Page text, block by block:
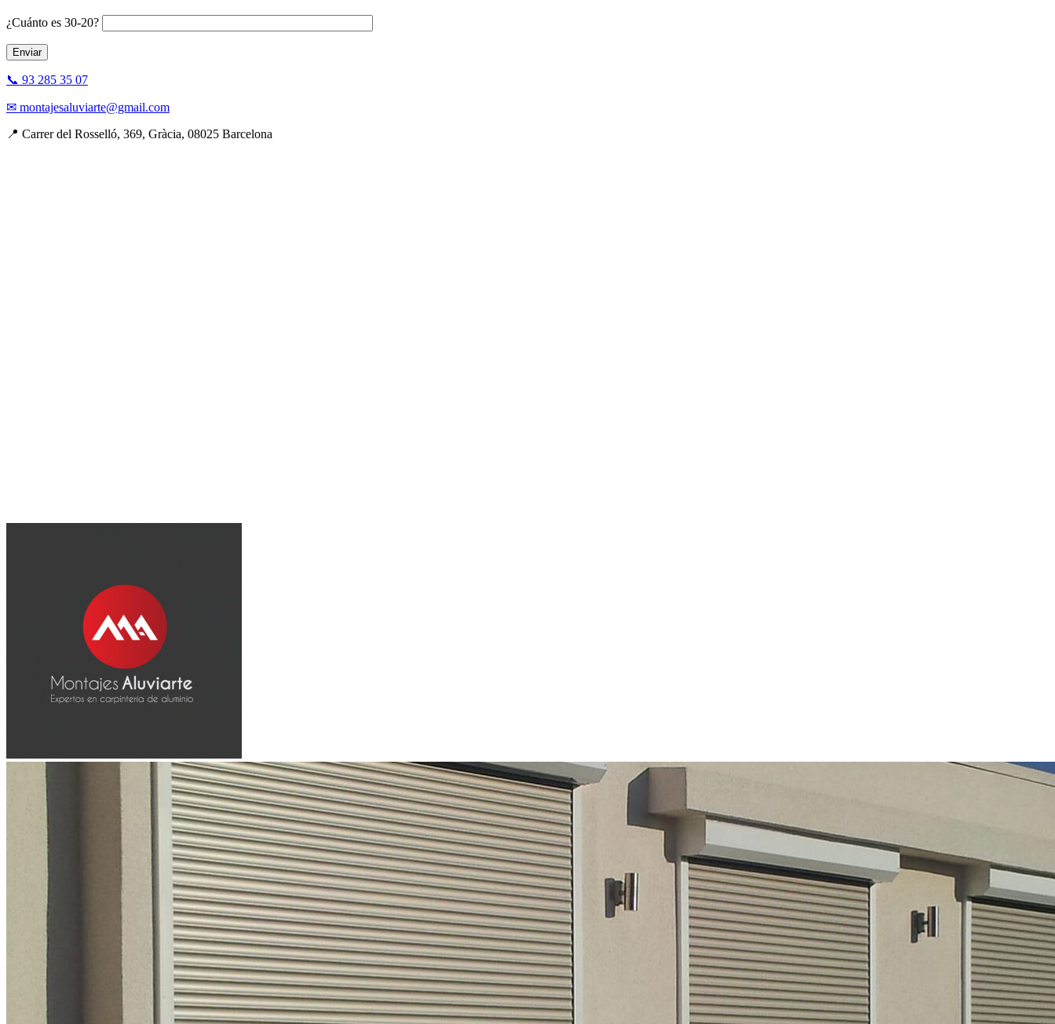
¿Cuánto es 30-20?
📞 93 285 35 07
✉ montajesaluviarte@gmail.com
📍 Carrer del Rosselló, 369, Gràcia, 08025 Barcelona